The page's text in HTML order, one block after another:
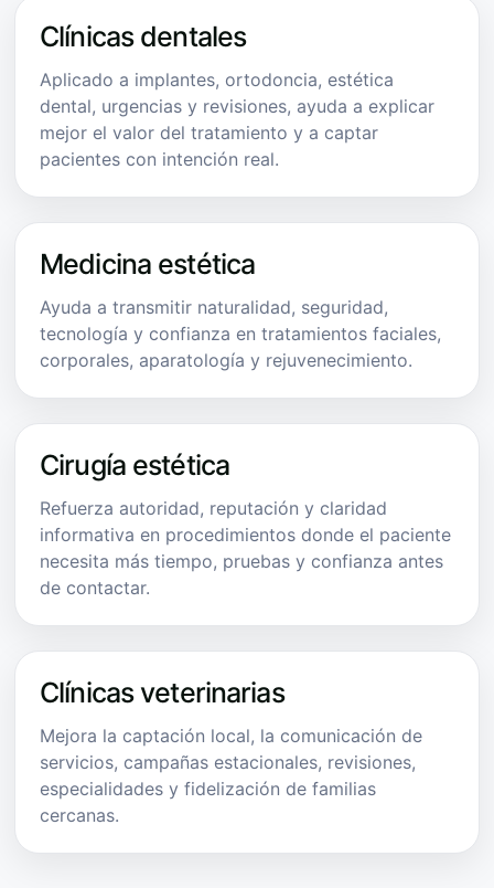
Clínicas dentales
Aplicado a implantes, ortodoncia, estética
dental, urgencias y revisiones, ayuda a explicar
mejor el valor del tratamiento y a captar
pacientes con intención real.
Medicina estética
Ayuda a transmitir naturalidad, seguridad,
tecnología y confianza en tratamientos faciales,
corporales, aparatología y rejuvenecimiento.
Cirugía estética
Refuerza autoridad, reputación y claridad
informativa en procedimientos donde el paciente
necesita más tiempo, pruebas y confianza antes
de contactar.
Clínicas veterinarias
Mejora la captación local, la comunicación de
servicios, campañas estacionales, revisiones,
especialidades y fidelización de familias
cercanas.